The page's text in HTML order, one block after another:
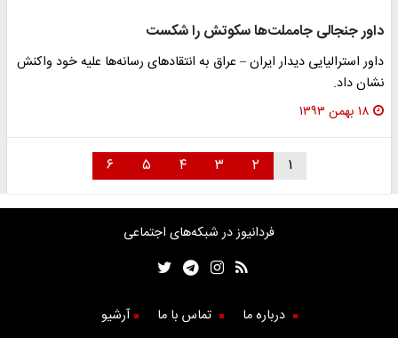
داور جنجالی جام‎ملت‌ها سکوتش را شکست
داور استرالیایی دیدار ایران – عراق به انتقادهای رسانه‌ها علیه خود واکنش
نشان داد.
۱۸ بهمن ۱۳۹۳
۱ ۲ ۳ ۴ ۵ ۶
فردانیوز در شبکه‌های اجتماعی
درباره ما تماس با ما آرشیو